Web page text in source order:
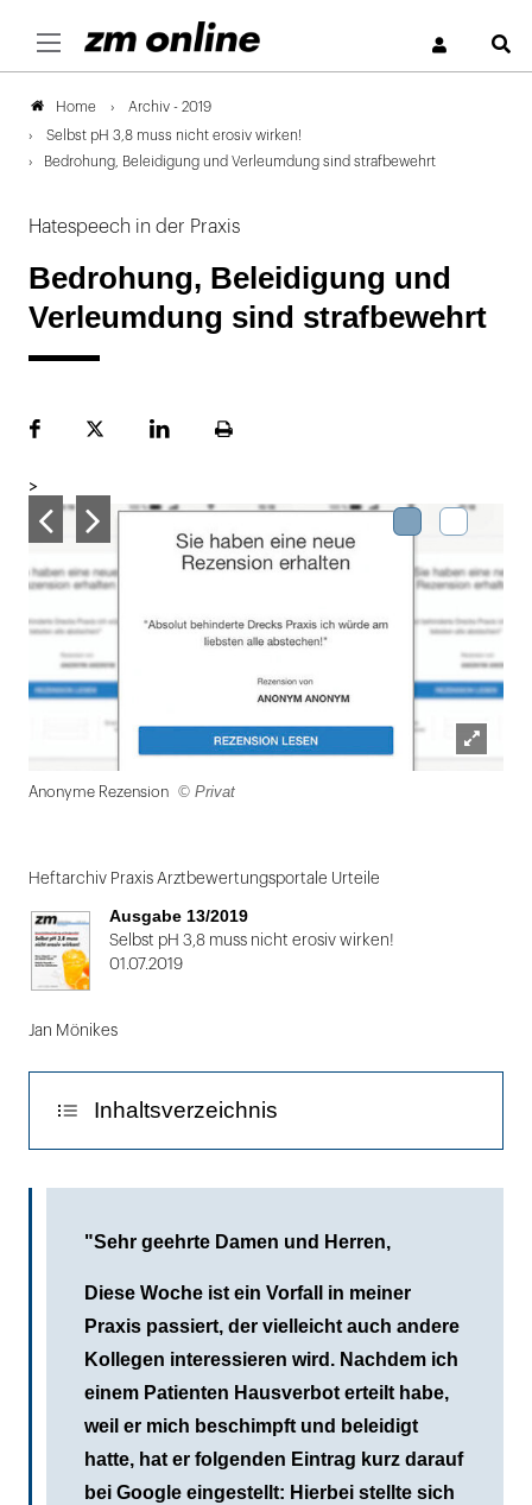
Home Archiv - 2019
Selbst pH 3,8 muss nicht erosiv wirken!
Bedrohung, Beleidigung und Verleumdung sind strafbewehrt
Hatespeech in der Praxis
Bedrohung, Beleidigung und
Verleumdung sind strafbewehrt
FacebookPlattformLinekdInSeite
>
Anonyme Rezension © Privat
1
von
2
Heftarchiv Praxis Arztbewertungsportale Urteile
Ausgabe 13/2019
Selbst pH 3,8 muss nicht erosiv wirken!
01.07.2019
Jan Mönikes
Inhaltsverzeichnis
Dieser Fall ist klar:
Die Plattformen sind reine
Meinungstransporteure
"Sehr geehrte Damen und Herren,
Diese Woche ist ein Vorfall in meiner
Praxis passiert, der vielleicht auch andere
Kollegen interessieren wird. Nachdem ich
einem Patienten Hausverbot erteilt habe,
weil er mich beschimpft und beleidigt
hatte, hat er folgenden Eintrag kurz darauf
bei Google eingestellt: Hierbei stellte sich